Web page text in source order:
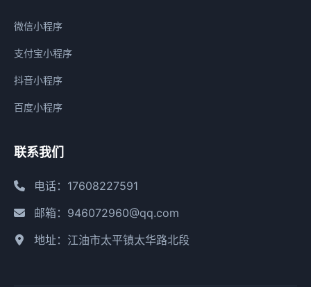
微信小程序
支付宝小程序
抖音小程序
百度小程序
联系我们
电话：17608227591
邮箱：946072960@qq.com
地址：江油市太平镇太华路北段